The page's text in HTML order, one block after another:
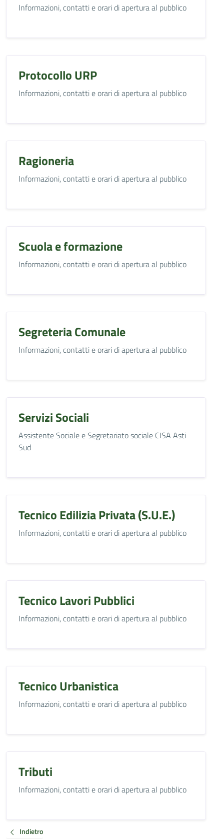
Informazioni, contatti e orari di apertura al pubblico
Protocollo URP
Informazioni, contatti e orari di apertura al pubblico
Ragioneria
Informazioni, contatti e orari di apertura al pubblico
Scuola e formazione
Informazioni, contatti e orari di apertura al pubblico
Segreteria Comunale
Informazioni, contatti e orari di apertura al pubblico
Servizi Sociali
Assistente Sociale e Segretariato sociale CISA Asti
Sud
Tecnico Edilizia Privata (S.U.E.)
Informazioni, contatti e orari di apertura al pubblico
Tecnico Lavori Pubblici
Informazioni, contatti e orari di apertura al pubblico
Tecnico Urbanistica
Informazioni, contatti e orari di apertura al pubblico
Tributi
Informazioni, contatti e orari di apertura al pubblico
Indietro